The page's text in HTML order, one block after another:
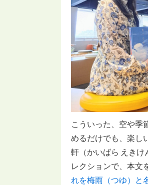
こういった、空や季
めるだけでも、楽し
軒（かいばら えきけ
レクションで、本文
れを梅雨（つゆ）と